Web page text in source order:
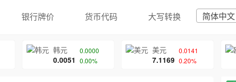
银行牌价 货币代码 大写转换 简体中文
韩元
0.0051
0.0000
0.00%
美元
7.1169
0.0141
0.20%